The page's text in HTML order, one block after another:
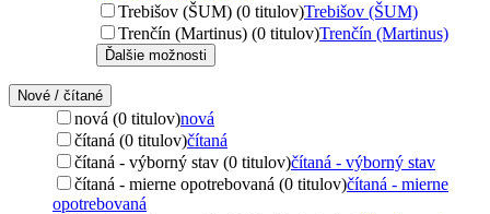
Trebišov (ŠUM) (0 titulov)Trebišov (ŠUM)
Trenčín (Martinus) (0 titulov)Trenčín (Martinus)
Ďalšie možnosti
Nové / čítané
nová (0 titulov)nová
čítaná (0 titulov)čítaná
čítaná - výborný stav (0 titulov)čítaná - výborný stav
čítaná - mierne opotrebovaná (0 titulov)čítaná - mierne
opotrebovaná